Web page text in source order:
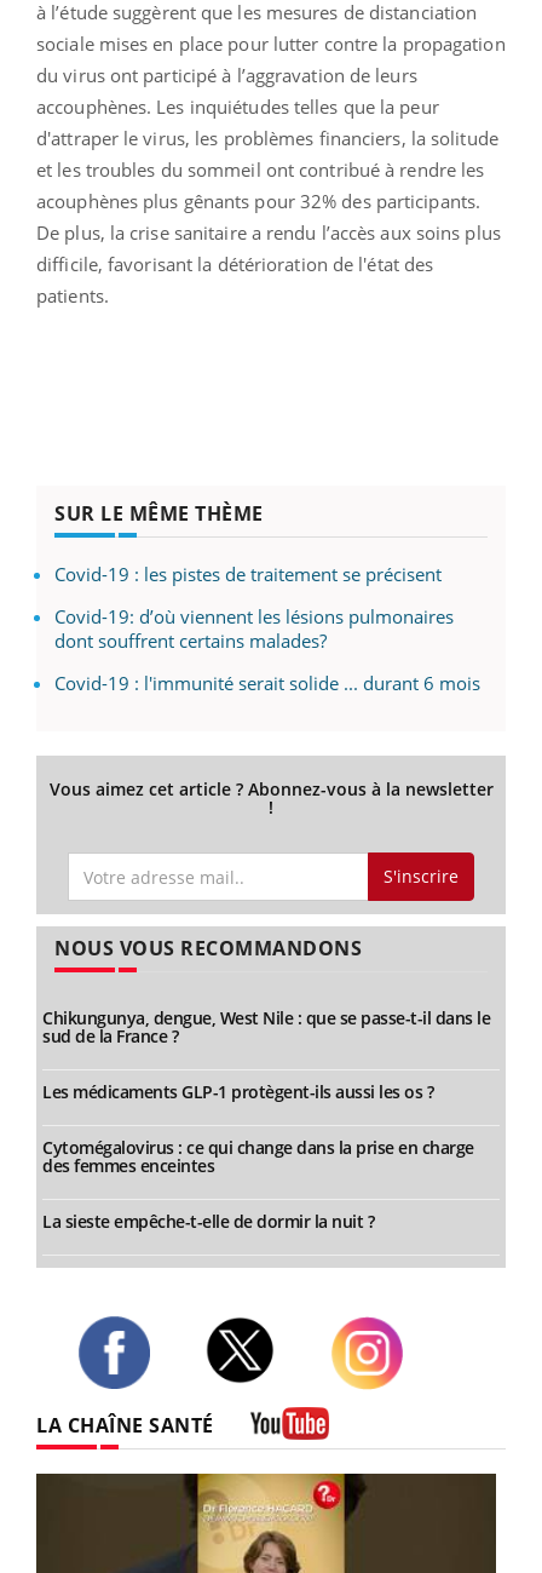
à l’étude suggèrent que les mesures de distanciation
sociale mises en place pour lutter contre la propagation
du virus ont participé à l’aggravation de leurs
accouphènes. Les inquiétudes telles que la peur
d'attraper le virus, les problèmes financiers, la solitude
et les troubles du sommeil ont contribué à rendre les
acouphènes plus gênants pour 32% des participants.
De plus, la crise sanitaire a rendu l’accès aux soins plus
difficile, favorisant la détérioration de l'état des
patients.
SUR LE MÊME THÈME
Covid-19 : les pistes de traitement se précisent
Covid-19: d’où viennent les lésions pulmonaires
dont souffrent certains malades?
Covid-19 : l'immunité serait solide ... durant 6 mois
Vous aimez cet article ? Abonnez-vous à la newsletter
!
S'inscrire
NOUS VOUS RECOMMANDONS
Chikungunya, dengue, West Nile : que se passe-t-il dans le
sud de la France ?
Les médicaments GLP-1 protègent-ils aussi les os ?
Cytomégalovirus : ce qui change dans la prise en charge
des femmes enceintes
La sieste empêche-t-elle de dormir la nuit ?
LA CHAÎNE SANTÉ